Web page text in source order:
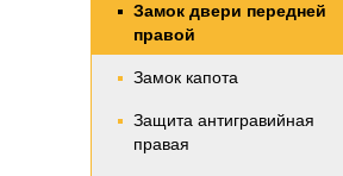
Замок двери передней
правой
Замок капота
Защита антигравийная
правая